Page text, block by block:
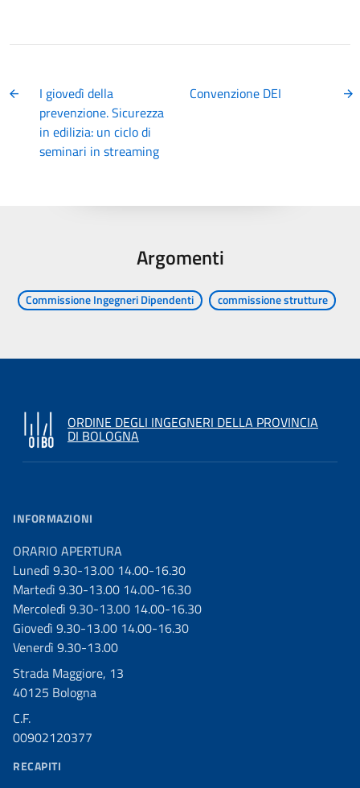
I giovedì della
prevenzione. Sicurezza
in edilizia: un ciclo di
seminari in streaming
Convenzione DEI
Argomenti
Commissione Ingegneri Dipendenti commissione strutture
ORDINE DEGLI INGEGNERI DELLA PROVINCIA
DI BOLOGNA
INFORMAZIONI
ORARIO APERTURA
Lunedì 9.30-13.00 14.00-16.30
Martedì 9.30-13.00 14.00-16.30
Mercoledì 9.30-13.00 14.00-16.30
Giovedì 9.30-13.00 14.00-16.30
Venerdì 9.30-13.00
Strada Maggiore, 13
40125 Bologna
C.F.
00902120377
RECAPITI